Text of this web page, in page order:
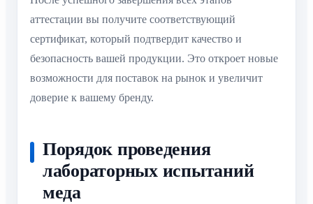
аттестации вы получите соответствующий
сертификат, который подтвердит качество и
безопасность вашей продукции. Это откроет новые
возможности для поставок на рынок и увеличит
доверие к вашему бренду.
Порядок проведения
лабораторных испытаний
меда